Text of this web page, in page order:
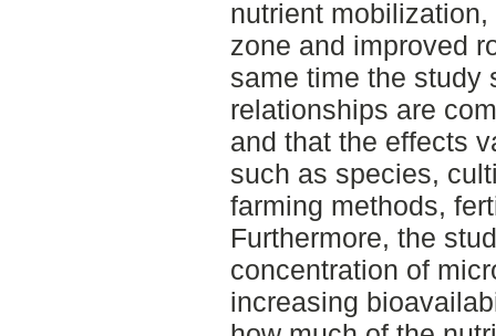
nutrient
zone and improved
same time the study
relationships are
and that the effects
such as species,
farming methods,
Furthermore, the
concentration of
increasing